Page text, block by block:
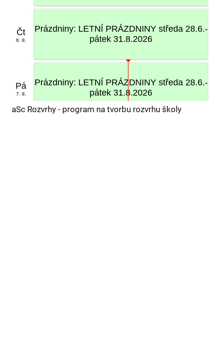
Čt
6. 8.
Pá
7. 8.
Prázdniny: LETNÍ PRÁZDNINY středa 28.6.-
pátek 31.8.2026
Prázdniny: LETNÍ PRÁZDNINY středa 28.6.-
pátek 31.8.2026
aSc Rozvrhy - program na tvorbu rozvrhu školy